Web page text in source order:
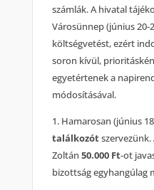
számlák. A hivatal
Városünnep (június
költségvetést, ezért
soron kívül,
egyetértenek a
módosításával.
1. Hamarosan (június
találkozót
Zoltán50.000 Ft-ot
bizottság egyhangúlag